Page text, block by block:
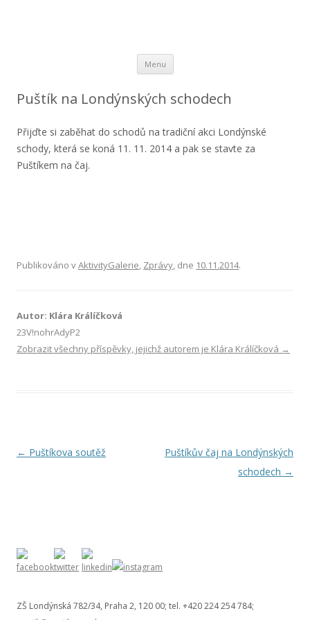
Nadační fond Základní školy Londýnská, Praha 2
Menu Přejít k obsahu webu
Puštík na Londýnských schodech
Přijďte si zaběhat do schodů na tradiční akci Londýnské
schody, která se koná 11. 11. 2014 a pak se stavte za
Puštíkem na čaj.
Publikováno vAktivityGalerie, Zprávy, dne 10.11.2014.
Autor: Klára Králíčková
23V!nohrAdyP2
Zobrazit všechny příspěvky, jejichž autorem je Klára Králíčková →
Navigace pro příspěvky
← Puštíkova soutěž
Puštíkův čaj na Londýnských
schodech →
ZŠ Londýnská 782/34, Praha 2, 120 00; tel. +420 224 254 784;